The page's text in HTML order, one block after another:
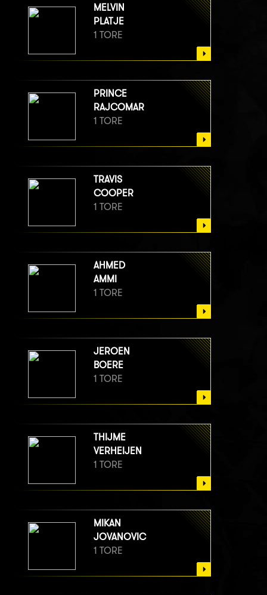
MELVIN
PLATJE
1 TORE
PRINCE
RAJCOMAR
1 TORE
TRAVIS
COOPER
1 TORE
AHMED
AMMI
1 TORE
JEROEN
BOERE
1 TORE
THIJME
VERHEIJEN
1 TORE
MIKAN
JOVANOVIC
1 TORE